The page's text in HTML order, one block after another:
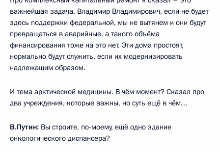
важнейшая задача. Владимир Владимирович, если не будет
здесь поддержки федеральной, мы не вытянем и они будут
превращаться в аварийные, а такого объёма
финансирования тоже на это нет. Эти дома простоят,
нормально будут служить, если их модернизировать
надлежащим образом.
И тема арктической медицины. В чём момент? Сказал про
два учреждения, которые важны, но суть ещё в чём…
В.Путин: Вы строите, по-моему, ещё одно здание
онкологического диспансера?